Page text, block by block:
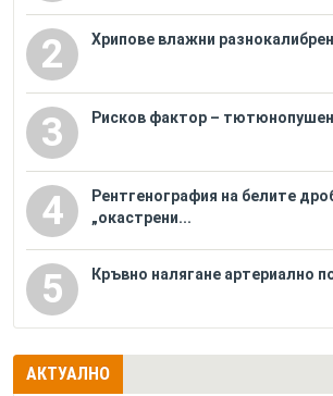
2 Хрипове влажни
3 Рисков фактор –
4
Рентгенография на белите
„окастрени...
5 Кръвно налягане артериално
АКТУАЛНО